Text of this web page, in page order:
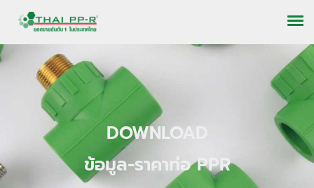
DOWNLOAD
ข้อมูล-ราคาท่อ PPR